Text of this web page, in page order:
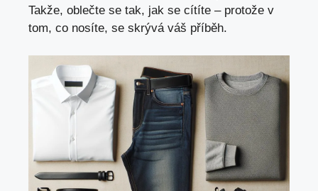
Takže, oblečte se tak, jak se cítíte – protože v
tom, co nosíte, se skrývá váš příběh.